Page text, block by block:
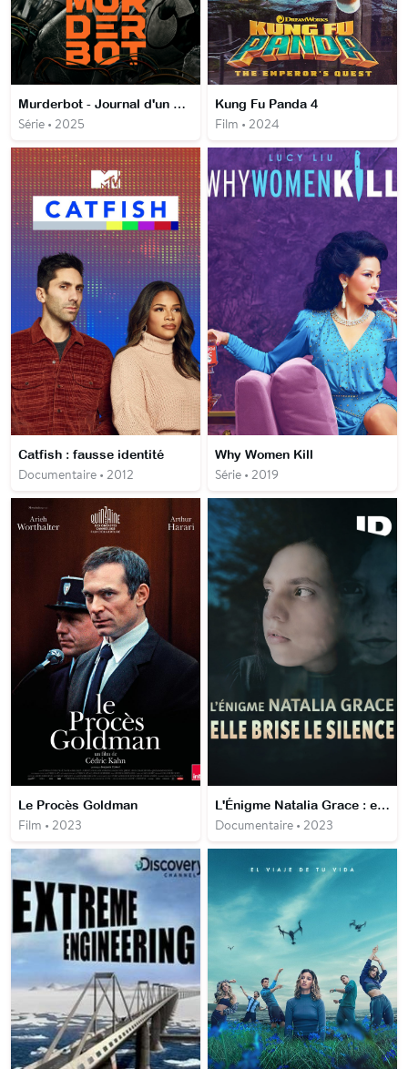
Murderbot - Journal d'un AssaSynth
Série • 2025
Kung Fu Panda 4
Film • 2024
Catfish : fausse identité
Documentaire • 2012
Why Women Kill
Série • 2019
Le Procès Goldman
Film • 2023
L'Énigme Natalia Grace : elle brise le silence
Documentaire • 2023